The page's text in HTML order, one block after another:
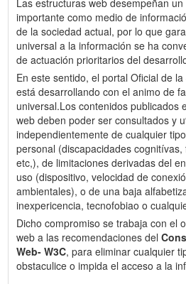
Las estructuras web desempeñan
importante como medio de
de la sociedad actual, por lo que
universal a la información se ha
de actuación prioritarios del
En este sentido, el portal Oficial de
está desarrollando con el animo de
universal.Los contenidos publicados
web deben poder ser consultados y
independientemente de cualquier
personal (discapacidades
etc,), de limitaciones derivadas del
uso (dispositivo, velocidad de
ambientales), o de una baja
inexpericencia, tecnofobiao o
Dicho compromiso se trabaja con el
web a las recomendaciones del
Web- W3C, para eliminar cualquier
obstaculice o impida el acceso a la